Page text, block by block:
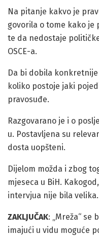
Na pitanje kakvo je
govorila o tome kako
te da nedostaje
OSCE-a.
Da bi dobila
koliko postoje jaki
pravosuđe.
Razgovarano je i o
u. Postavljena su
dosta uopšteni.
Dijelom možda i zbog
mjeseca u BiH.
intervjua nije bila velika.
ZAKLJUČAK: „Mreža“ se
imajući u vidu moguće